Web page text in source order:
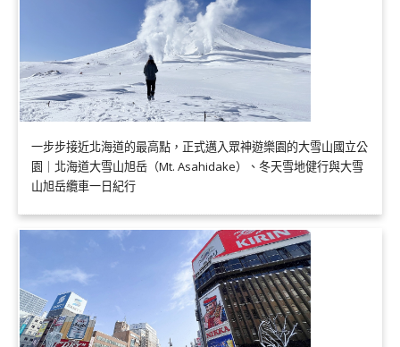
一步步接近北海道的最高點，正式邁入眾神遊樂園的大雪山國立公
園｜北海道大雪山旭岳（Mt. Asahidake）、冬天雪地健行與大雪
山旭岳纜車一日紀行